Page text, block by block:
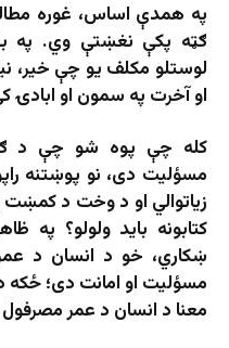
په همدې اساس، غوره
ګټه پکې نغښتې وي. په
لوستلو مکلف یو چې خیر،
او آخرت په سمون او ابادۍ
کله چې پوه شو چې د
مسؤلیت دی، نو پوښتنه
زیاتوالي او د وخت د کمښت
کتابونه باید ولولو؟
ښکاري، خو د انسان د
مسؤلیت او امانت دی؛ ځکه
معنا د انسان د عمر